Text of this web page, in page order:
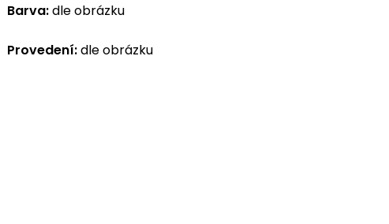
Barva:dle obrázku
Provedení:dle obrázku